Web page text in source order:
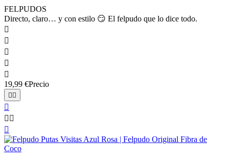
FELPUDOS
Directo, claro… y con estilo 😏 El felpudo que lo dice todo.





19,99 €Precio
 

 
